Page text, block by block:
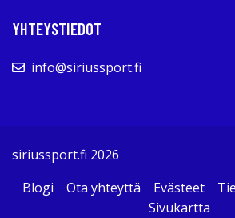
YHTEYSTIEDOT
info@siriussport.fi
siriussport.fi 2026
Blogi
Ota yhteyttä Evästeet
Sivukartta